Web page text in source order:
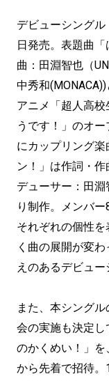
デビューシング
日発売。表題曲
曲：田淵智也（
中秀和
アニメ「超人高
うです！」のオ
にカップリング
ン！」は作詞・
デューサー：田
り制作。メンバー
それぞれの個性
く曲の展開が変
えのあるデビュー
また、本シング
会の実施も決定
のかくめい！」
から先着で招待。